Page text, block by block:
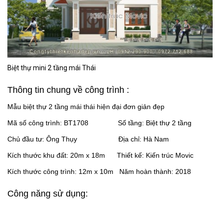
Biệt thự mini 2 tầng mái Thái
Thông tin chung về công trình :
Mẫu biệt thự 2 tầng mái thái hiện đại đơn giản đẹp
Mã số công trình: BT1708 Số tầng: Biệt thự 2 tầng
Chủ đầu tư: Ông Thụy Địa chỉ: Hà Nam
Kích thước khu đất: 20m x 18m Thiết kế: Kiến trúc Movic
Kích thước công trình: 12m x 10m Năm hoàn thành: 2018
Công năng sử dụng: